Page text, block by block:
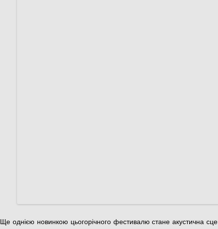
Ще однією новинкою цьогорічного фестивалю стане акустична